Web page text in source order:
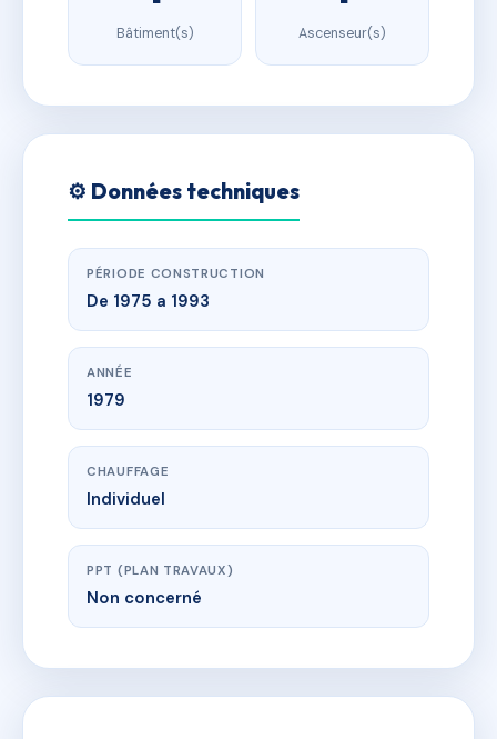
Bâtiment(s) Ascenseur(s)
⚙️ Données techniques
PÉRIODE CONSTRUCTION
De 1975 a 1993
ANNÉE
1979
CHAUFFAGE
Individuel
PPT (PLAN TRAVAUX)
Non concerné